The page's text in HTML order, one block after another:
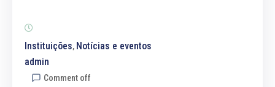
Instituições‚ Notícias e eventos
admin
Comment off